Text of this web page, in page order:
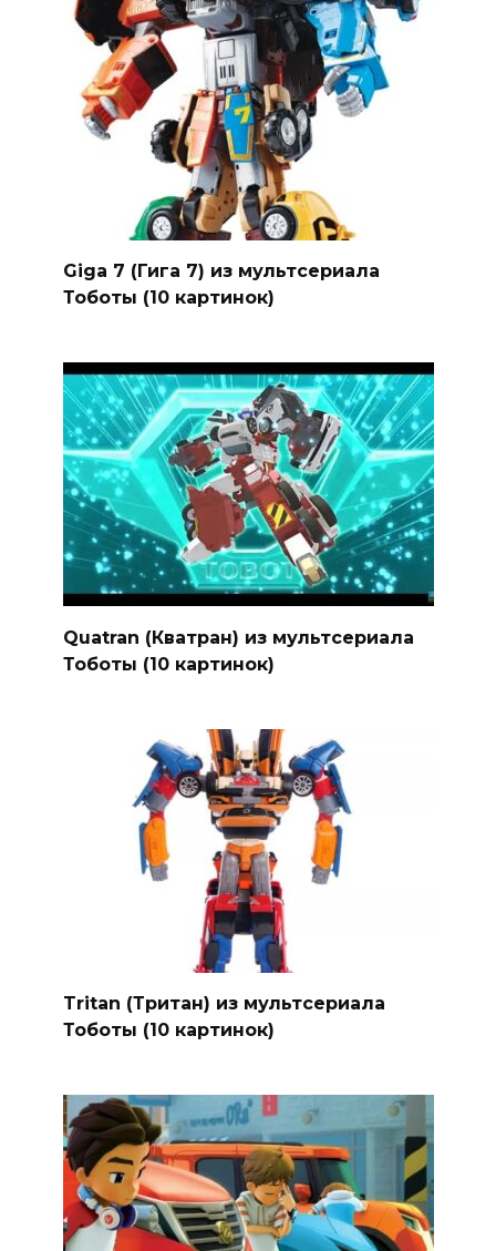
Giga 7 (Гига 7) из мультсериала
Тоботы (10 картинок)
Quatran (Кватран) из мультсериала
Тоботы (10 картинок)
Tritan (Тритан) из мультсериала
Тоботы (10 картинок)